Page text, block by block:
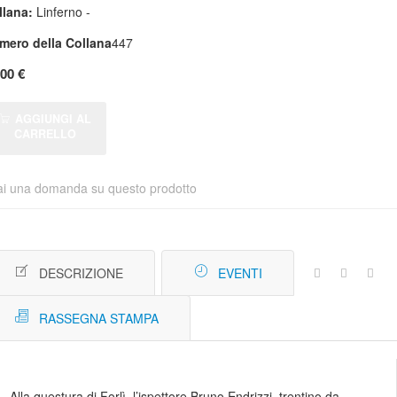
Linferno -
della Collana447
€
una domanda su questo prodotto
DESCRIZIONE EVENTI
RASSEGNA STAMPA